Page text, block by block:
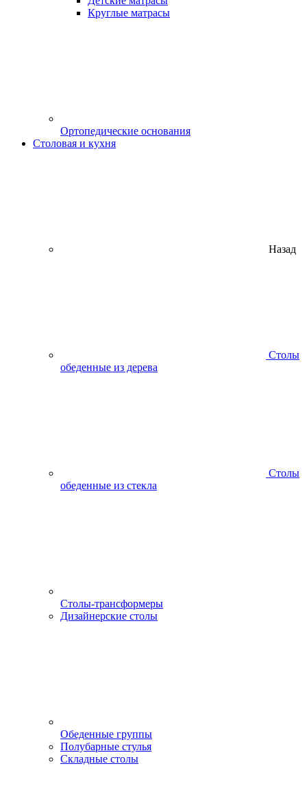
Круглые матрасы
Ортопедические основания
Столовая и кухня
Назад
Столы
обеденные из дерева
Столы
обеденные из стекла
Столы-трансформеры
Дизайнерские столы
Обеденные группы
Полубарные стулья
Складные столы